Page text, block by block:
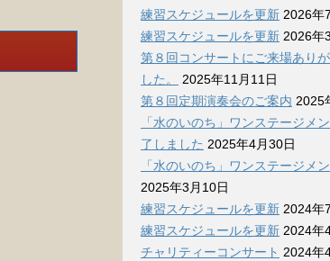
練習スケジュールを更新 2026年
練習スケジュールを更新 2026年
第８回コンサートにご来場あり
した。
2025年11月11日
第８回定期演奏会のご案内 2025
「水のいのち」ワンステージメ
了しました 2025年4月30日
「水のいのち」ワンステージメ
2025年3月10日
練習スケジュールを更新 2024年
練習スケジュールを更新 2024年
チャリティーコンサート 2024年